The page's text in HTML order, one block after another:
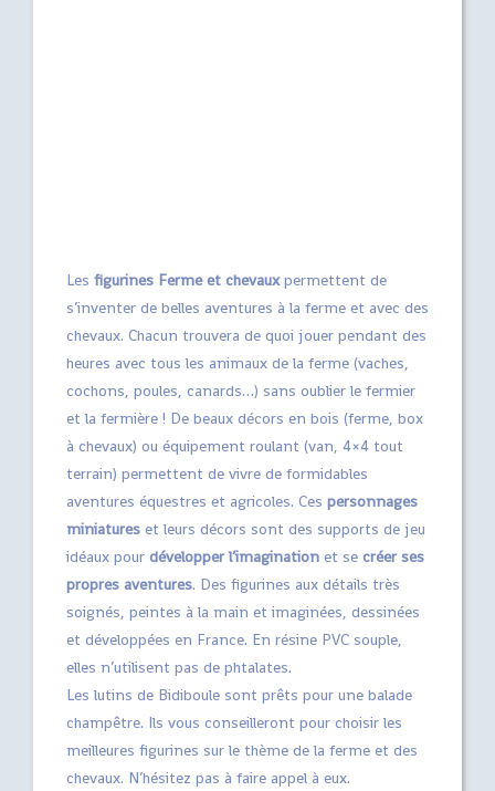
Les figurines Ferme et chevauxpermettent de
s’inventer de belles aventures à la ferme et avec des
chevaux. Chacun trouvera de quoi jouer pendant des
heures avec tous les animaux de la ferme (vaches,
cochons, poules, canards…) sans oublier le fermier
et la fermière ! De beaux décors en bois (ferme, box
à chevaux) ou équipement roulant (van, 4×4 tout
terrain) permettent de vivre de formidables
aventures équestres et agricoles. Ces personnages
miniatures et leurs décors sont des supports de jeu
idéaux pour développer l’imagination et se créer ses
propres aventures. Des figurines aux détails très
soignés, peintes à la main et imaginées, dessinées
et développées en France. En résine PVC souple,
elles n’utilisent pas de phtalates.
Les lutins de Bidiboule sont prêts pour une balade
champêtre. Ils vous conseilleront pour choisir les
meilleures figurines sur le thème de la ferme et des
chevaux. N’hésitez pas à faire appel à eux.